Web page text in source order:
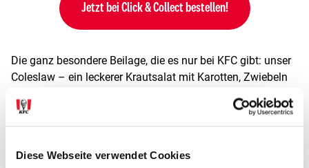
Diese Webseite verwendet Cookies
Jetzt bei Click & Collect bestellen!
Die ganz besondere Beilage, die es nur bei KFC gibt: unser
Coleslaw – ein leckerer Krautsalat mit Karotten, Zwiebeln
Nicht vergessen, bei deinem nächsten Click & Collect Kauf
mitbestellen.